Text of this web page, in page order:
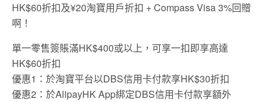
HK$60折扣及¥20淘寶用戶折扣 + Compass Visa 3%回贈
啊！
單一零售簽賬滿HK$400或以上，可享一扣即享高達
HK$60折扣
優惠1 ：於淘寶平台以DBS信用卡付款享HK$30折扣
優惠2 ：於AlipayHK App綁定DBS信用卡付款享額外